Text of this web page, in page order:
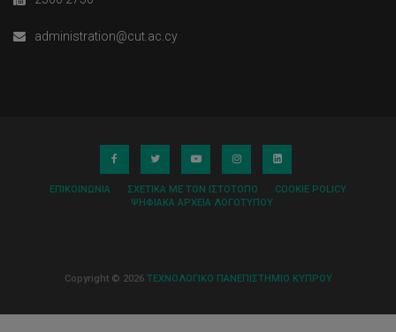
administration@cut.ac.cy
ΕΠΙΚΟΙΝΩΝΊΑ ΣΧΕΤΙΚΆ ΜΕ ΤΟΝ ΙΣΤΌΤΟΠΟ
COOKIE POLICY
ΨΗΦΙΑΚΆ ΑΡΧΕΊΑ ΛΟΓΌΤΥΠΟΥ
Copyright © 2026 ΤΕΧΝΟΛΟΓΙΚΟ ΠΑΝΕΠΙΣΤΗΜΙΟ ΚΥΠΡΟΥ